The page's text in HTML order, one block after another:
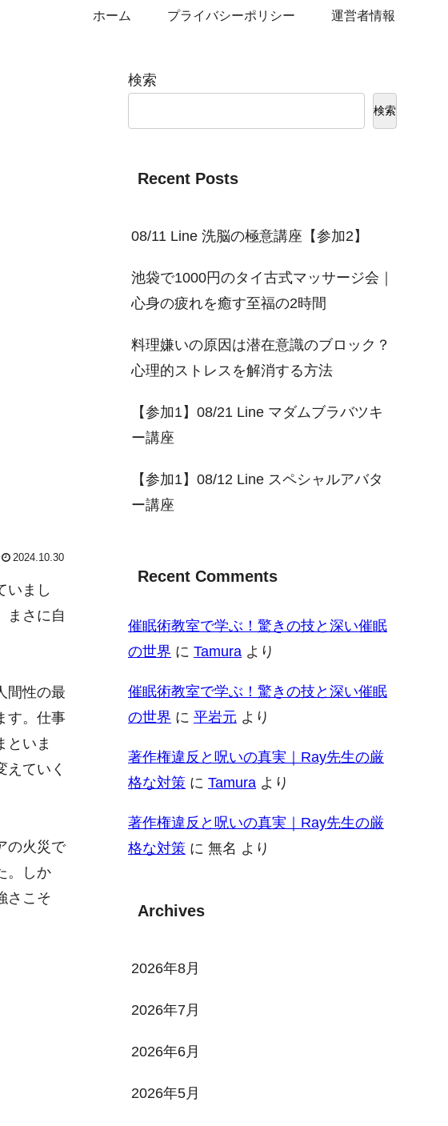
ホーム プライバシーポリシー 運営者情報
2024.10.30
いまし
まさに自
間性の最
す。仕事
といま
ていく
の火災で
。しか
さこそ
検索
検索
Recent Posts
08/11 Line 洗脳の極意講座【参加2】
池袋で1000円のタイ古式マッサージ会｜
心身の疲れを癒す至福の2時間
料理嫌いの原因は潜在意識のブロック？
心理的ストレスを解消する方法
【参加1】08/21 Line マダムブラバツキ
ー講座
【参加1】08/12 Line スペシャルアバタ
ー講座
Recent Comments
催眠術教室で学ぶ！驚きの技と深い催眠
の世界 に Tamura より
催眠術教室で学ぶ！驚きの技と深い催眠
の世界 に 平岩元 より
著作権違反と呪いの真実｜Ray先生の厳
格な対策 に Tamura より
著作権違反と呪いの真実｜Ray先生の厳
格な対策 に 無名 より
Archives
2026年8月
2026年7月
2026年6月
2026年5月